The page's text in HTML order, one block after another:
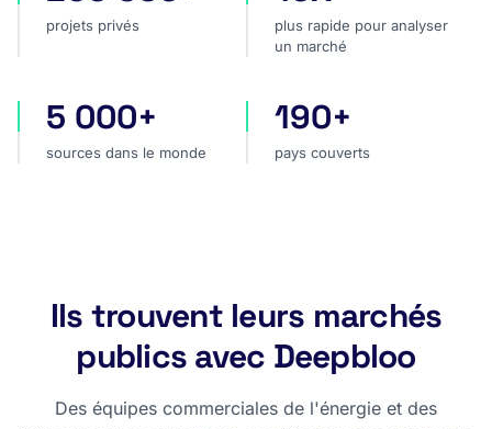
projets privés
plus rapide pour analyser
un marché
sources dans le monde
5 000+
sources dans le monde
pays couverts
190+
pays couverts
Ils trouvent leurs marchés
publics avec Deepbloo
Des équipes commerciales de l'énergie et des